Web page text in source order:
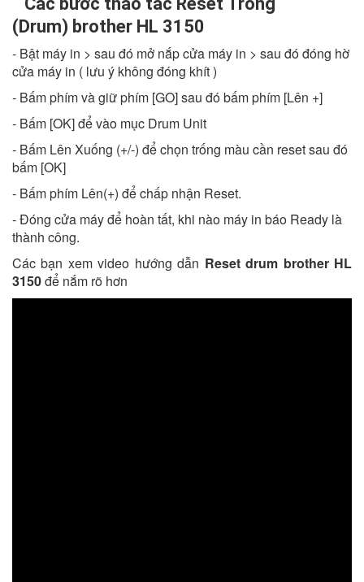
(Drum) brother HL 3150
- Bật máy in > sau đó mở nắp cửa máy in > sau đó đóng hờ
cửa máy in ( lưu ý không đóng khít )
- Bấm phím và giữ phím [GO] sau đó bấm phím [Lên +]
- Bấm [OK] để vào mục Drum Unit
- Bấm Lên Xuống (+/-) để chọn trống màu cần reset sau đó
bấm [OK]
- Bấm phím Lên(+) để chấp nhận Reset.
- Đóng cửa máy để hoàn tất, khi nào máy in báo Ready là
thành công.
Các bạn xem video hướng dẫn Reset drum brother HL
3150để nắm rõ hơn